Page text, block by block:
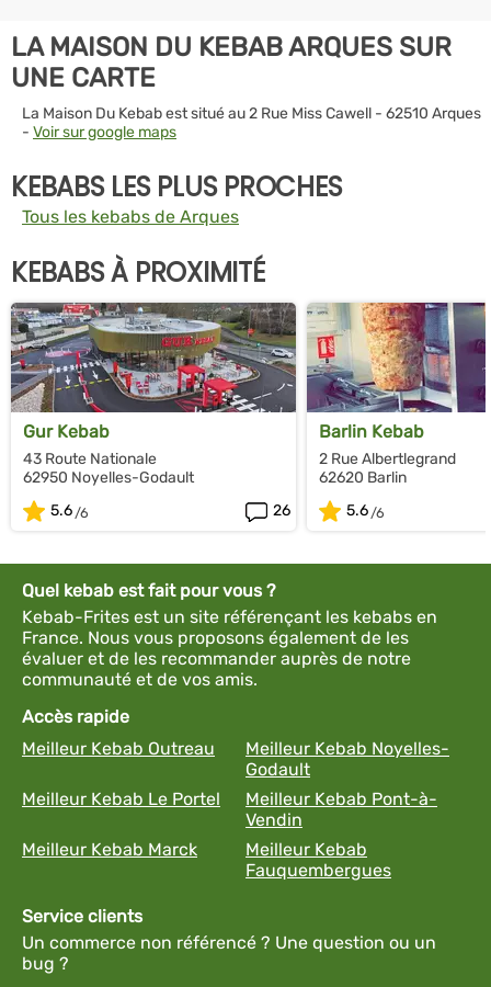
LA MAISON DU KEBAB ARQUES SUR
UNE CARTE
La Maison Du Kebab est situé au 2 Rue Miss Cawell - 62510 Arques
- Voir sur google maps
KEBABS LES PLUS PROCHES
Tous les kebabs de Arques
KEBABS À PROXIMITÉ
Gur Kebab
43 Route Nationale
62950 Noyelles-Godault
5.6
26
Barlin Kebab
2 Rue Albertlegrand
62620 Barlin
5.6
Quel kebab est fait pour vous ?
Kebab-Frites est un site référençant les kebabs en
France. Nous vous proposons également de les
évaluer et de les recommander auprès de notre
communauté et de vos amis.
Accès rapide
Meilleur Kebab Outreau
Meilleur Kebab Noyelles-
Godault
Meilleur Kebab Le Portel
Meilleur Kebab Pont-à-
Vendin
Meilleur Kebab Marck
Meilleur Kebab
Fauquembergues
Service clients
Un commerce non référencé ? Une question ou un
bug ?